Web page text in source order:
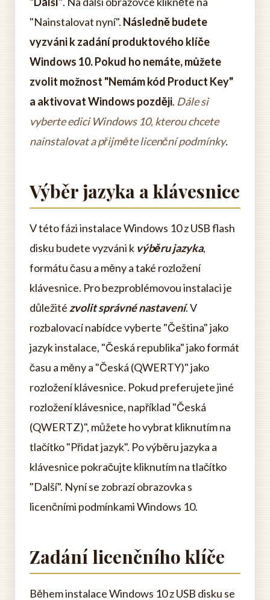
"Nainstalovat nyní". Následně budete
vyzváni k zadání produktového klíče
Windows 10. Pokud ho nemáte, můžete
zvolit možnost "Nemám kód Product Key"
a aktivovat Windows později. Dále si
vyberte edici Windows 10, kterou chcete
nainstalovat a přijměte licenční podmínky.
Výběr jazyka a klávesnice
V této fázi instalace Windows 10 z USB flash
disku budete vyzváni k výběru jazyka,
formátu času a měny a také rozložení
klávesnice. Pro bezproblémovou instalaci je
důležité zvolit správné nastavení. V
rozbalovací nabídce vyberte "Čeština" jako
jazyk instalace, "Česká republika" jako formát
času a měny a "Česká (QWERTY)" jako
rozložení klávesnice. Pokud preferujete jiné
rozložení klávesnice, například "Česká
(QWERTZ)", můžete ho vybrat kliknutím na
tlačítko "Přidat jazyk". Po výběru jazyka a
klávesnice pokračujte kliknutím na tlačítko
"Další". Nyní se zobrazí obrazovka s
licenčními podmínkami Windows 10.
Zadání licenčního klíče
Během instalace Windows 10 z USB disku se